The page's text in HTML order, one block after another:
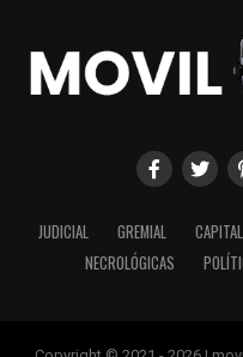
JUDICIAL GREMIAL
NECROLÓGICAS